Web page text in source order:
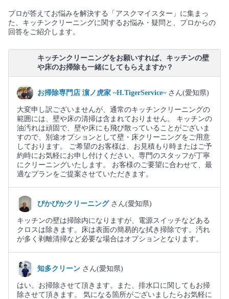
プロが答えてお悩みを解決する「アスクマイスター」に集まっ
た、キッチンクリーニングに関するお悩み・疑問と、プロからの
回答をご紹介します。
キッチンクリーニングをお願いすれば、キッチンの壁
や床のお掃除も一緒にしてもらえますか？
お掃除専門店 濵ノ虎家 ~H.TigerService~ さん(愛知県)
大変申し訳ございませんが、通常のキッチンクリーニングの
範囲には、壁や床の清掃は含まれておりません。 キッチンの
油汚れは頑固で、壁や床にも飛び散っていることがございま
すので、別途オプションとして壁・床クリーニングをご用意
しております。 ご希望のお客様は、お見積もり時またはご予
約時にお気軽にお申し付けください。専門のスタッフが丁寧
にクリーニングいたします。 お客様のご要望に合わせて、最
適なプランをご提案させていただきます。
ぴかぴかクリーニング さん(愛知県)
キッチンの壁は掃除内になりますが、電源スイッチなどある
クロスは除きます。床は表面の簡易的な拭き掃除です。汚れ
が多く剥離清掃など必要な場合はオプションとなります。
知多クリーン さん(愛知県)
はい。お掃除させて頂きます。また、排水口に関してもお掃
除させて頂きます。 気になる箇所がございましたらお気軽に